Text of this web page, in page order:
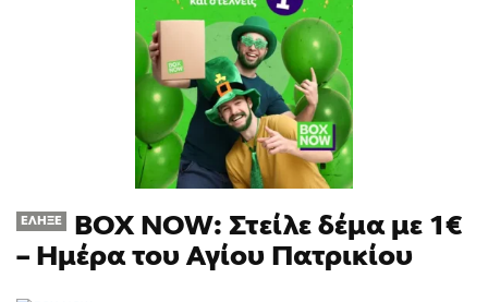
ΈΛΗΞΕ
BOX NOW: Στείλε δέμα με 1€
– Ημέρα του Αγίου Πατρικίου